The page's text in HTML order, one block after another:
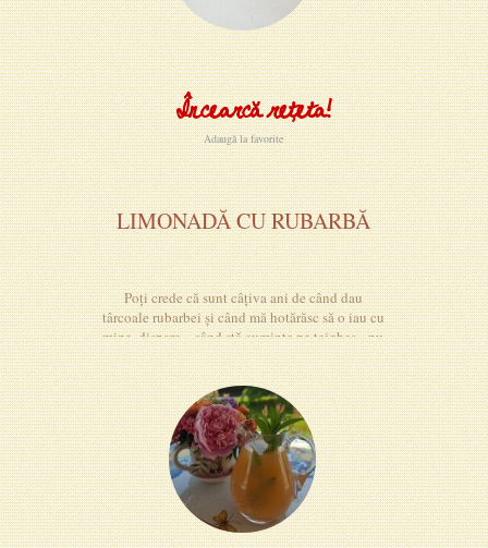
Încearcă rețeta!
Adaugă la favorite
LIMONADĂ CU RUBARBĂ
Poți crede că sunt câțiva ani de când dau
târcoale rubarbei și când mă hotărăsc să o iau cu
mine, dispare... când stă cuminte pe tejghea - nu
o vreau eu!!!